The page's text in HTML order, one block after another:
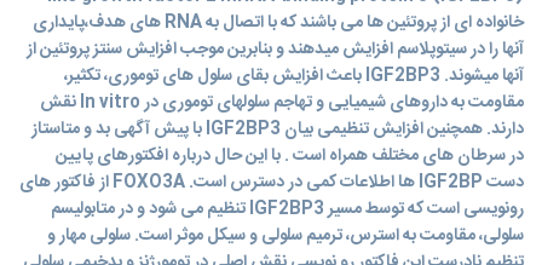
خانواده ای از پروتئین ها می باشند که با اتصال به RNA های هدف،پایداری
آنها را در سیتوپلاسم افزایش میدهند و بنابرین موجب افزایش سنتز پروتئین از
آنها میشوند. IGF2BP3 باعث افزایش بقای سلول های توموری، تکثیر،
مقاومت به داروهای شیمیایی و تهاجم سلولهای توموری در In vitro نقش
دارند. همچنین افزایش تنظیمی بیان IGF2BP3 با پیش آگهی بد و متاستاز
در سرطان های مختلف همراه است . با این حال درباره افکتورهای پایین
دست IGF2BP ها اطلاعات کمی در دسترس است. FOXO3A از فاکتور های
رونویسی است که توسط مسیر IGF2BP3 تنظیم می شود و در متابولیسم
سلولی، مقاومت به استرس، ترمیم سلولی و سیکل موثر است. سلولی مهار و